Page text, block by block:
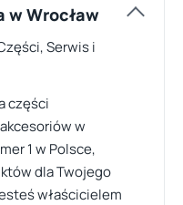
w Wrocław
Serwis i
części
w
1 w Polsce,
dla Twojego
właścicielem